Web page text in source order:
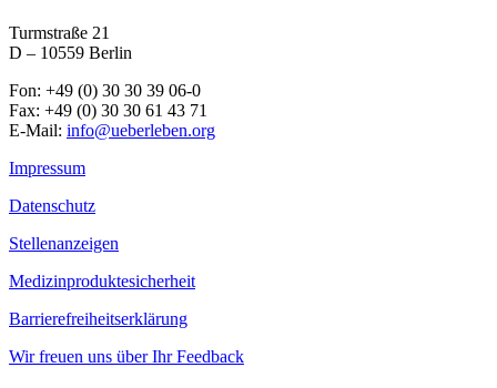
Turmstraße 21
D – 10559 Berlin
Fon: +49 (0) 30 30 39 06-0
Fax: +49 (0) 30 30 61 43 71
E-Mail: info@ueberleben.org
Impressum
Datenschutz
Stellenanzeigen
Medizinproduktesicherheit
Barrierefreiheitserklärung
Wir freuen uns über Ihr Feedback